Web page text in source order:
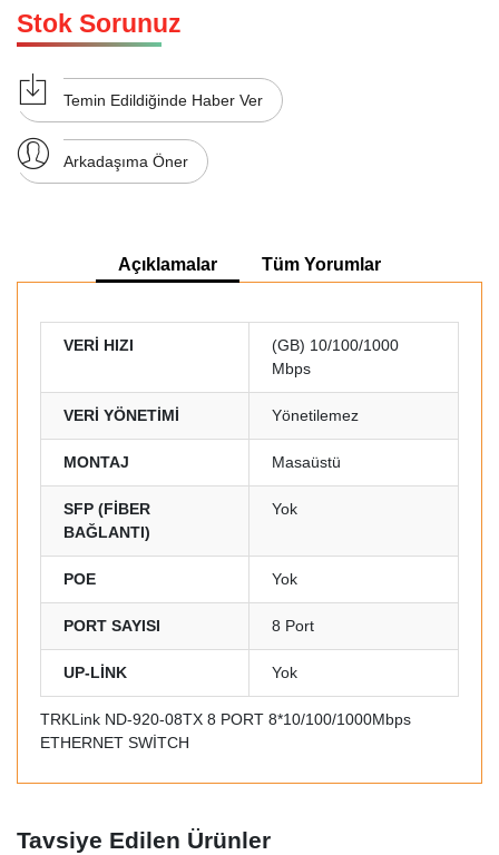
Stok Sorunuz
Temin Edildiğinde Haber Ver
Arkadaşıma Öner
Açıklamalar Tüm Yorumlar
VERİ HIZI
(GB) 10/100/1000
Mbps
VERİ YÖNETİMİ Yönetilemez
MONTAJ Masaüstü
SFP (FİBER
BAĞLANTI)
Yok
POE Yok
PORT SAYISI 8 Port
UP-LİNK Yok
TRKLink ND-920-08TX 8 PORT 8*10/100/1000Mbps
ETHERNET SWİTCH
Tavsiye Edilen Ürünler